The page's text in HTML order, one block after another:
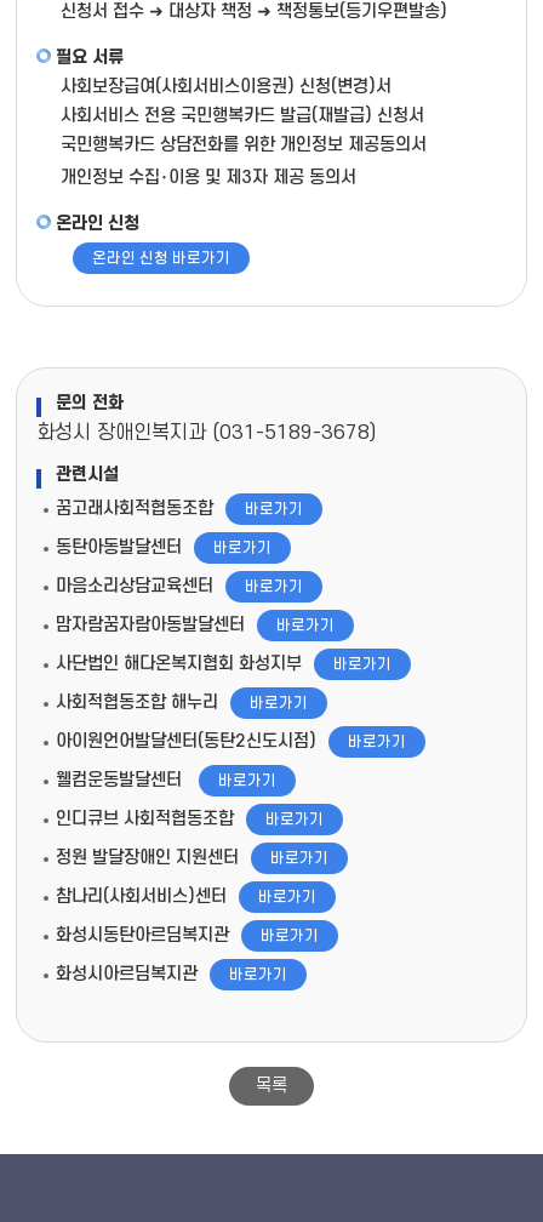
신청서 접수 ➜ 대상자 책정 ➜ 책정통보(등기우편발송)
필요 서류
사회보장급여(사회서비스이용권) 신청(변경)서
사회서비스 전용 국민행복카드 발급(재발급) 신청서
국민행복카드 상담전화를 위한 개인정보 제공동의서
개인정보 수집･이용 및 제3자 제공 동의서
온라인 신청
온라인 신청 바로가기
문의 전화
화성시 장애인복지과 (031-5189-3678)
관련시설
꿈고래사회적협동조합
바로가기
동탄아동발달센터 바로가기
마음소리상담교육센터 바로가기
맘자람꿈자람아동발달센터 바로가기
사단법인 해다온복지협회 화성지부 바로가기
사회적협동조합 해누리 바로가기
아이원언어발달센터(동탄2신도시점) 바로가기
웰컴운동발달센터 바로가기
인디큐브 사회적협동조합 바로가기
정원 발달장애인 지원센터 바로가기
참나리(사회서비스)센터 바로가기
화성시동탄아르딤복지관 바로가기
화성시아르딤복지관 바로가기
목록